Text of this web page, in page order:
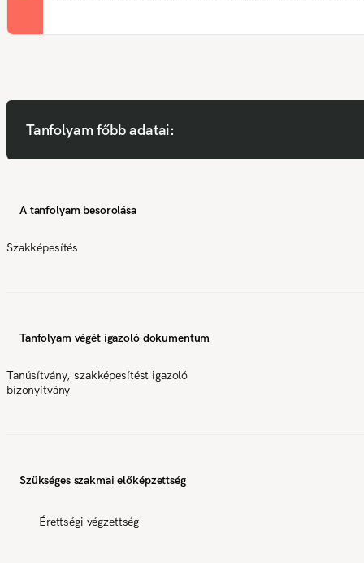
Tanfolyam főbb adatai:
A tanfolyam besorolása
Szakképesítés
Tanfolyam végét igazoló dokumentum
Tanúsítvány, szakképesítést igazoló
bizonyítvány
Szükséges szakmai előképzettség
Érettségi végzettség